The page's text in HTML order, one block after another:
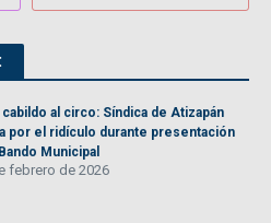
cabildo al circo: Síndica de Atizapán
por el ridículo durante presentación
Municipal
febrero de 2026